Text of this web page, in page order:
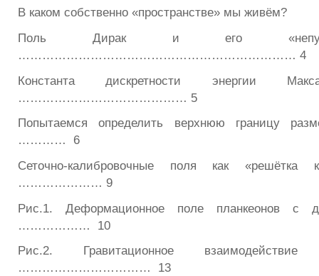
В каком собственно «пространстве» мы живём?
Поль Дирак и его
…………………………………………………………… 4
Константа дискретности энергии
…………………………………… 5
Попытаемся определить верхнюю границу
………… 6
Сеточно-калибровочные поля как
………………… 9
Рис.1. Деформационное поле планкеонов с
……………… 10
Рис.2. Гравитационное
…………………………… 13